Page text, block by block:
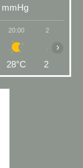
mmHg
20:00
28°C
21:00
27°C
›